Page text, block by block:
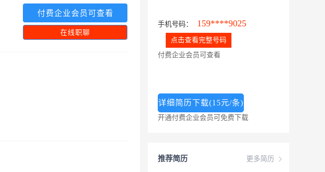
付费企业会员可查看
在线职聊
手机号码： 159****9025
点击查看完整号码
付费企业会员可查看
详细简历下载(15元/条)
开通付费企业会员可免费下载
更多简历
推荐简历